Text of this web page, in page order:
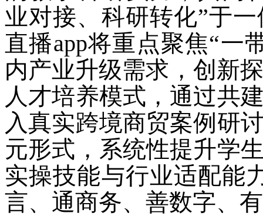
业对接、科研转化”于
直播app将重点聚焦“一
内产业升级需求，创新
人才培养模式，通过共
入真实跨境商贸案例研
元形式，系统性提升学
实操技能与行业适配能
言、通商务、善数字、